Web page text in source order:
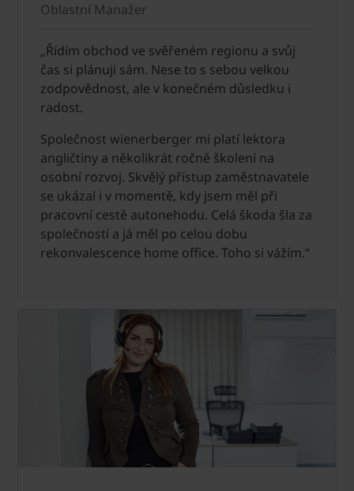
Oblastní Manažer
„Řídím obchod ve svěřeném regionu a svůj
čas si plánuji sám. Nese to s sebou velkou
zodpovědnost, ale v konečném důsledku i
radost.
Společnost wienerberger mi platí lektora
angličtiny a několikrát ročně školení na
osobní rozvoj. Skvělý přístup zaměstnavatele
se ukázal i v momentě, kdy jsem měl při
pracovní cestě autonehodu. Celá škoda šla za
společností a já měl po celou dobu
rekonvalescence home office. Toho si vážím.“